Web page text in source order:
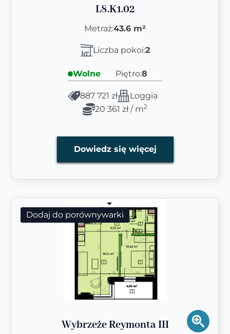
L8.K1.02
Metraż:43.6 m²
Liczba pokoi:2
Wolne Piętro:8
887 721 zł
Loggia
20 361 zł / m2
Dowiedz się więcej
Dodaj do porównywarki
Wybrzeże Reymonta III